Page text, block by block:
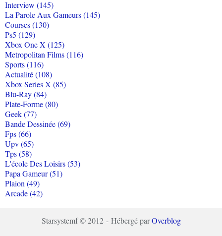
Interview (145)
La Parole Aux Gameurs (145)
Courses (130)
Ps5 (129)
Xbox One X (125)
Metropolitan Films (116)
Sports (116)
Actualité (108)
Xbox Series X (85)
Blu-Ray (84)
Plate-Forme (80)
Geek (77)
Bande Dessinée (69)
Fps (66)
Upv (65)
Tps (58)
L'école Des Loisirs (53)
Papa Gameur (51)
Plaion (49)
Arcade (42)
Starsystemf © 2012 - Hébergé parOverblog